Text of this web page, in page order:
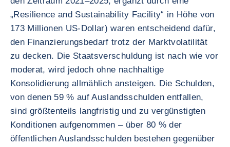
„Resilience and Sustainability Facility“ in Höhe von
173 Millionen US-Dollar) waren entscheidend dafür,
den Finanzierungsbedarf trotz der Marktvolatilität
zu decken. Die Staatsverschuldung ist nach wie vor
moderat, wird jedoch ohne nachhaltige
Konsolidierung allmählich ansteigen. Die Schulden,
von denen 59 % auf Auslandsschulden entfallen,
sind größtenteils langfristig und zu vergünstigten
Konditionen aufgenommen – über 80 % der
öffentlichen Auslandsschulden bestehen gegenüber